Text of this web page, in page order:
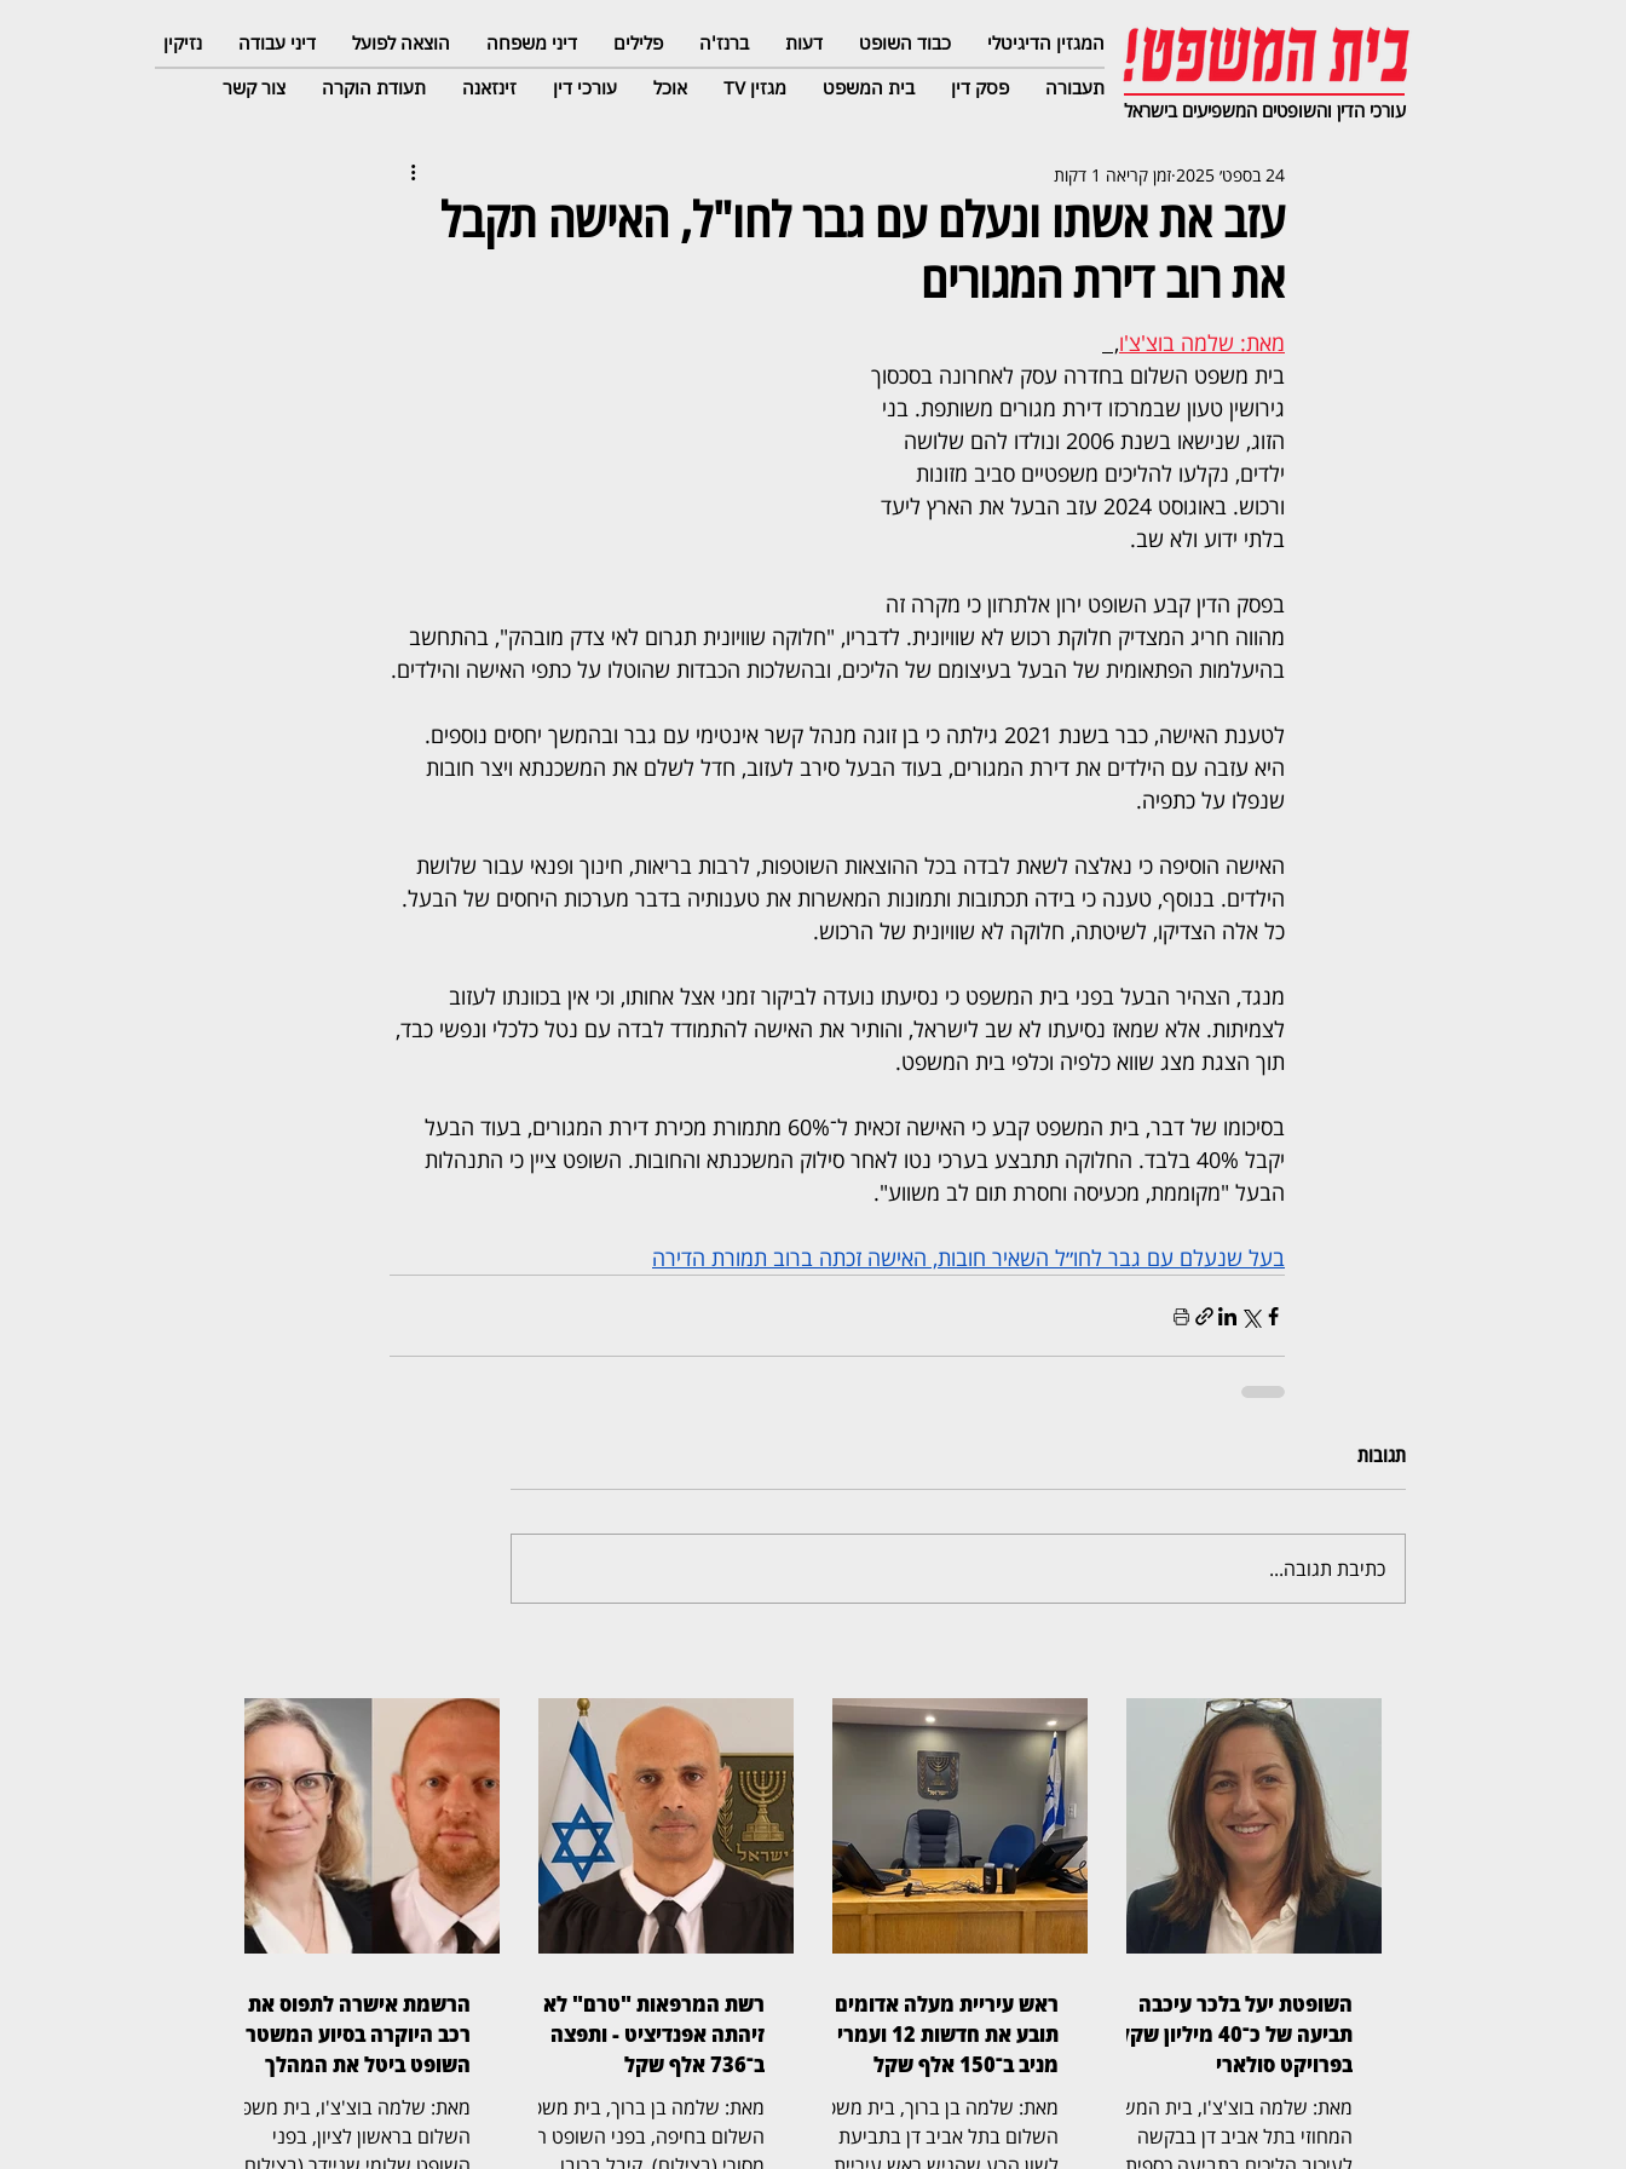
המגזין הדיגיטלי כבוד השופט דעות ברנז'ה פלילים דיני משפחה הוצאה לפועל דיני עבודה
נזיקין
תעבורה
פסק דין בית המשפט מגזין TV אוכל עורכי דין זינזאנה תעודת הוקרה צור קשר
עורכי הדין והשופטים המשפיעים בישראל
עזב את אשתו ונעלם עם גבר לחו"ל, האישה תקבל
את רוב דירת המגורים
24 בספט׳ 2025 זמן קריאה 1 דקות
מאת: שלמה בוצ'צ'ו,
בית משפט השלום בחדרה עסק לאחרונה בסכסוך
גירושין טעון שבמרכזו דירת מגורים משותפת. בני
הזוג, שנישאו בשנת 2006 ונולדו להם שלושה
ילדים, נקלעו להליכים משפטיים סביב מזונות
ורכוש. באוגוסט 2024 עזב הבעל את הארץ ליעד
בלתי ידוע ולא שב.
בפסק הדין קבע השופט ירון אלתרזון כי מקרה זה
מהווה חריג המצדיק חלוקת רכוש לא שוויונית. לדבריו, "חלוקה שוויונית תגרום לאי צדק מובהק", בהתחשב
בהיעלמות הפתאומית של הבעל בעיצומם של הליכים, ובהשלכות הכבדות שהוטלו על כתפי האישה והילדים.
לטענת האישה, כבר בשנת 2021 גילתה כי בן זוגה מנהל קשר אינטימי עם גבר ובהמשך יחסים נוספים.
היא עזבה עם הילדים את דירת המגורים, בעוד הבעל סירב לעזוב, חדל לשלם את המשכנתא ויצר חובות
שנפלו על כתפיה.
האישה הוסיפה כי נאלצה לשאת לבדה בכל ההוצאות השוטפות, לרבות בריאות, חינוך ופנאי עבור שלושת
הילדים. בנוסף, טענה כי בידה תכתובות ותמונות המאשרות את טענותיה בדבר מערכות היחסים של הבעל.
כל אלה הצדיקו, לשיטתה, חלוקה לא שוויונית של הרכוש.
מנגד, הצהיר הבעל בפני בית המשפט כי נסיעתו נועדה לביקור זמני אצל אחותו, וכי אין בכוונתו לעזוב
לצמיתות. אלא שמאז נסיעתו לא שב לישראל, והותיר את האישה להתמודד לבדה עם נטל כלכלי ונפשי כבד,
תוך הצגת מצג שווא כלפיה וכלפי בית המשפט.
בסיכומו של דבר, בית המשפט קבע כי האישה זכאית ל־60% מתמורת מכירת דירת המגורים, בעוד הבעל
יקבל 40% בלבד. החלוקה תתבצע בערכי נטו לאחר סילוק המשכנתא והחובות. השופט ציין כי התנהלות
הבעל "מקוממת, מכעיסה וחסרת תום לב משווע".
בעל שנעלם עם גבר לחו״ל השאיר חובות, האישה זכתה ברוב תמורת הדירה
תגובות
כתיבת תגובה...
השופטת יעל בלכר עיכבה
תביעה של כ־40 מיליון שקל
בפרויקט סולארי
מאת: שלמה בוצ'צ'ו, בית המשפט
המחוזי בתל אביב דן בבקשה
ראש עיריית מעלה אדומים
תובע את חדשות 12 ועמרי
מניב ב־150 אלף שקל
מאת: שלמה בן ברוך, בית משפט
השלום בתל אביב דן בתביעת
רשת המרפאות "טרם" לא
זיהתה אפנדיציט - ותפצה
ב־736 אלף שקל
מאת: שלמה בן ברוך, בית משפט
השלום בחיפה, בפני השופט הדר
הרשמת אישרה לתפוס את
רכב היוקרה בסיוע המשטרה,
השופט ביטל את המהלך
מאת: שלמה בוצ'צ'ו, בית משפט
השלום בראשון לציון, בפני